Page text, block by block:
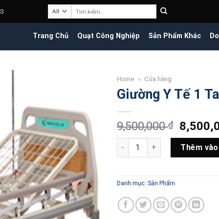
Trang Chủ Quạt Công Nghiệp Sản Phẩm Khác
Home » Cửa hàng
Giường Y Tế 1
9,500,000₫
Giá
gốc
là:
Giường Y Tế 1 Tay Quay Acare
Thêm
Danh mục: Sản Phẩm